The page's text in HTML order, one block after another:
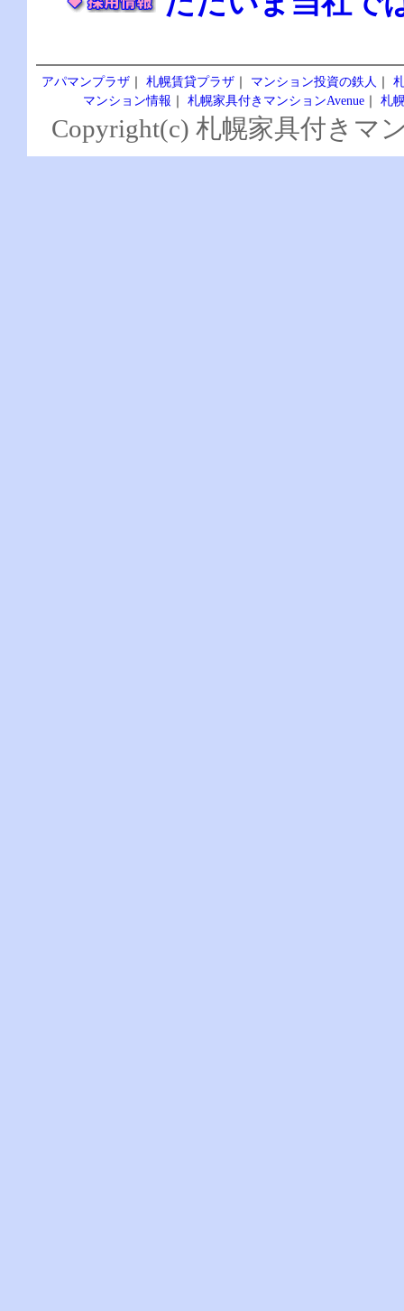
アパマンプラザ 札幌賃貸プラザ マンション投資の鉄人
マンション情報
札幌家具付きマンションAvenue｜ 札
Copyright(c) 札幌家具付きマ